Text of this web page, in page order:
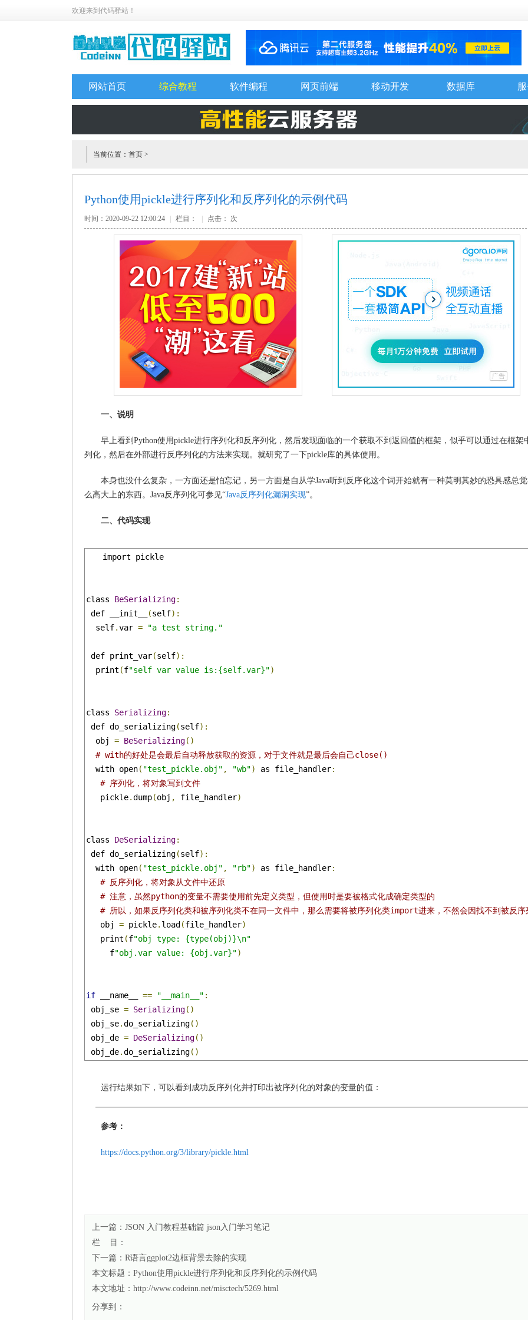
欢迎来到代码驿站！
网站首页 综合教程 软件编程 网页前端 移动开发 数据库
当前位置： 首页 >
Python使用pickle进行序列化和反序列化的示例代码
时间：2020-09-22 12:00:24 栏目： 点击： 次
一、说明
早上看到Python使用pickle进行序列化和反序列化，然后发现面临的一个获取不到返回值的框架，似乎可以通过在框架
列化，然后在外部进行反序列化的方法来实现。就研究了一下pickle库的具体使用。
本身也没什么复杂，一方面还是怕忘记，另一方面是自从学Java听到反序化这个词开始就有一种莫明其妙的恐具感总
么高大上的东西。Java反序列化可参见“Java反序列化漏洞实现”。
二、代码实现
import pickle
class BeSerializing:
def __init__
(self):
  self
.var = "a test string."
def print_var(self):
  print
(f"self var value is:{self.var}")
class Serializing:
def do_serializing(self):
  obj
= BeSerializing()
# with的好处是会最后自动释放获取的资源，对于文件就是最后会自己close()
  with open
( "test_pickle.obj" , "wb") as file_handler:
# 序列化，将对象写到文件
   pickle
.dump(obj , file_handler)
class DeSerializing:
def do_serializing(self):
  with open
( "test_pickle.obj" , "rb") as file_handler:
# 反序列化，将对象从文件中还原
# 注意，虽然python的变量不需要使用前先定义类型，但使用时是要被格式化成确定类型的
# 所以，如果反序列化类和被序列化类不在同一文件中，那么需要将被序列化类import进来，不然会因找不到被反序
   obj
= pickle. load (file_handler)
   print
(f"obj type: {type(obj)}\n"
     f
"obj.var value: {obj.var}")
if __name__ == "__main__" :
obj_se = Serializing()
obj_se.do_serializing()
obj_de = DeSerializing()
obj_de.do_serializing()
运行结果如下，可以看到成功反序列化并打印出被序列化的对象的变量的值：
参考：
https://docs.python.org/3/library/pickle.html
上一篇： JSON 入门教程基础篇 json入门学习笔记
栏 目：
下一篇： R语言ggplot2边框背景去除的实现
本文标题： Python使用pickle进行序列化和反序列化的示例代码
本文地址：http://www.codeinn.net/misctech/5269.html
分享到：